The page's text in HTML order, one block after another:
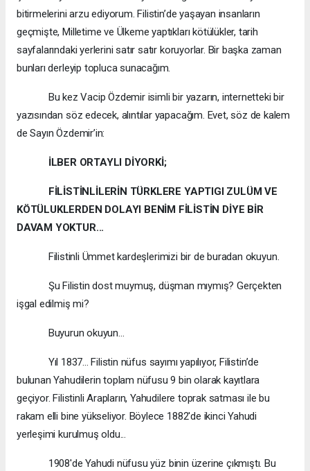
bitirmelerini arzu ediyorum. Filistin’de yaşayan insanların
geçmişte, Milletime ve Ülkeme yaptıkları kötülükler, tarih
sayfalarındaki yerlerini satır satır koruyorlar. Bir başka zaman
bunları derleyip topluca sunacağım.
Bu kez Vacip Özdemir isimli bir yazarın, internetteki bir
yazısından söz edecek, alıntılar yapacağım. Evet, söz de kalem
de Sayın Özdemir’in:
İLBER ORTAYLI DİYORKİ;
FİLİSTİNLİLERİN TÜRKLERE YAPTIGI ZULÜM VE
KÖTÜLUKLERDEN DOLAYI BENİM FİLİSTİN DİYE BİR
DAVAM YOKTUR...
Filistinli Ümmet kardeşlerimizi bir de buradan okuyun.
Şu Filistin dost muymuş, düşman mıymış? Gerçekten
işgal edilmiş mi?
Buyurun okuyun...
Yıl 1837... Filistin nüfus sayımı yapılıyor, Filistin’de
bulunan Yahudilerin toplam nüfusu 9 bin olarak kayıtlara
geçiyor. Filistinli Arapların, Yahudilere toprak satması ile bu
rakam elli bine yükseliyor. Böylece 1882'de ikinci Yahudi
yerleşimi kurulmuş oldu...
1908'de Yahudi nüfusu yüz binin üzerine çıkmıştı. Bu